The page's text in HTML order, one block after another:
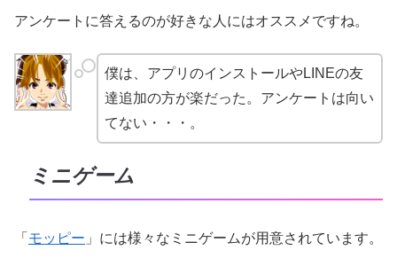
アンケートに答えるのが好きな人にはオススメですね。
僕は、アプリのインストールやLINEの友
達追加の方が楽だった。アンケートは向い
てない・・・。
ミニゲーム
「 モッピー 」には様々なミニゲームが用意されています。